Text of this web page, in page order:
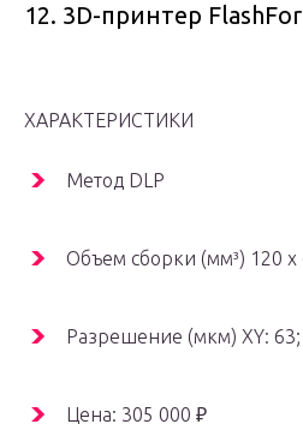
12. 3D-принтер
ХАРАКТЕРИСТИКИ
Метод DLP
Объем сборки (мм³) 120 x
Разрешение (мкм) XY:
Цена: 305 000 ₽